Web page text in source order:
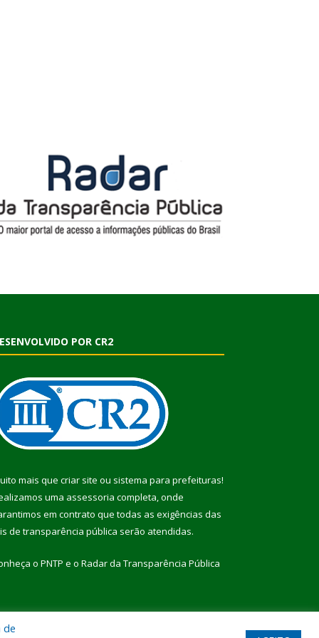
POR CR2
mais que criar site ou sistema para prefeituras!
uma assessoria completa, onde
em contrato que todas as exigências das
de transparência pública serão atendidas.
o PNTP e o Radar da Transparência Pública
de